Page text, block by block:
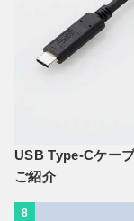
USB Type-Cケー
ご紹介
8